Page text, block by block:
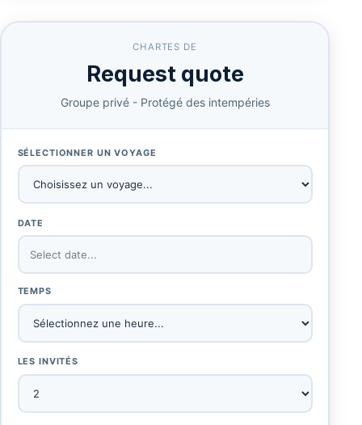
CHARTES DE
Request quote
Groupe privé - Protégé des intempéries
SÉLECTIONNER UN VOYAGE
DATE
TEMPS
LES INVITÉS